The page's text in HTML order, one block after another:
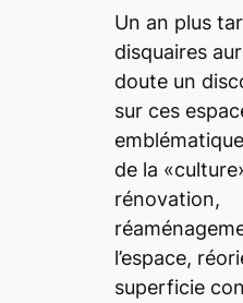
Un an plus
disquaires
doute un
sur ces
de la
rénovation,
l’espace,
superficie